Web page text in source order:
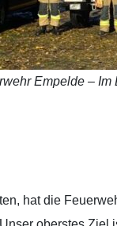
Empelde – Im
hat die